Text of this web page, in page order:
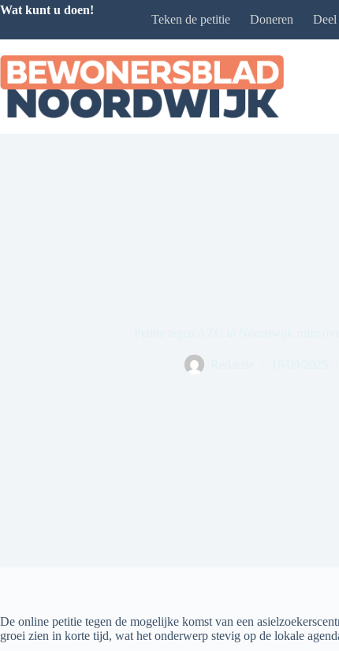
Ga
Wat kunt u doen!
Teken de petitie Doneren
De online petitie tegen de mogelijke komst van een
groei zien in korte tijd, wat het onderwerp stevig op de lokale